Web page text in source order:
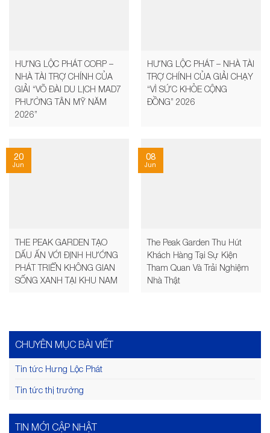
HƯNG LỘC PHÁT CORP –
NHÀ TÀI TRỢ CHÍNH CỦA
GIẢI “VÕ ĐÀI DU LỊCH MAD7
PHƯỜNG TÂN MỸ NĂM
2026”
HƯNG LỘC PHÁT – NHÀ TÀI
TRỢ CHÍNH CỦA GIẢI CHẠY
“VÌ SỨC KHỎE CỘNG
ĐỒNG” 2026
THE PEAK GARDEN TẠO
DẤU ẤN VỚI ĐỊNH HƯỚNG
PHÁT TRIỂN KHÔNG GIAN
SỐNG XANH TẠI KHU NAM
20
Jun
The Peak Garden Thu Hút
Khách Hàng Tại Sự Kiện
Tham Quan Và Trải Nghiệm
Nhà Thật
08
Jun
CHUYÊN MỤC BÀI VIẾT
Tin tức Hưng Lộc Phát
Tin tức thị trường
TIN MỚI CẬP NHẬT